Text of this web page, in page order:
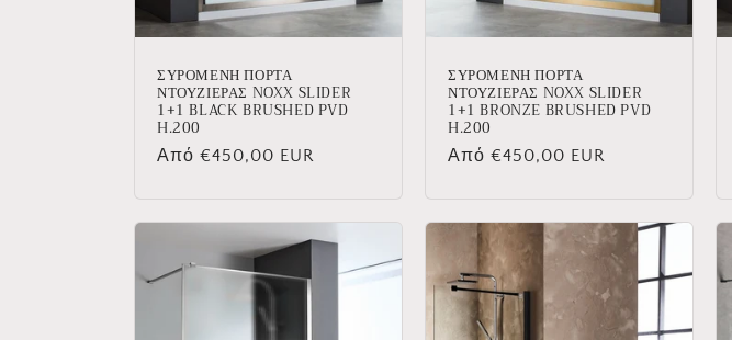
ΣΥΡΟΜΕΝΗ ΠΟΡΤΑ
ΝΤΟΥΖΙΕΡΑΣ NOXX SLIDER
1+1 BLACK BRUSHED PVD
H.200
Κανονική
Από €450,00 EUR
ΣΥΡΟΜΕΝΗ ΠΟΡΤΑ
ΝΤΟΥΖΙΕΡΑΣ NOXX SLIDER
1+1 BRONZE BRUSHED PVD
H.200
Κανονική
Από €450,00 EUR